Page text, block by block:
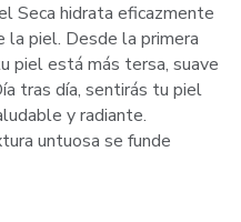
Seca hidrata eficazmente
la piel. Desde la primera
piel está más tersa, suave
tras día, sentirás tu piel
y radiante.
untuosa se funde